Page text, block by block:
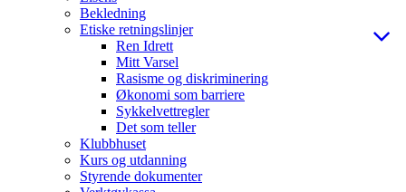
Bekledning
Etiske retningslinjer
Ren Idrett
Mitt Varsel
Rasisme og diskriminering
Økonomi som barriere
Sykkelvettregler
Det som teller
Klubbhuset
Kurs og utdanning
Styrende dokumenter